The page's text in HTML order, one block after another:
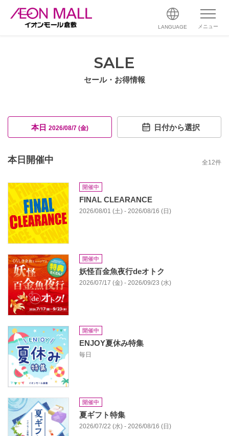
LANGUAGE メニュー
SALE
セール・お得情報
本日 2026/08/7 (金) 日付から選択
本日開催中 全12件
開催中
FINAL CLEARANCE
2026/08/01 (土) - 2026/08/16 (日)
開催中
妖怪百金魚夜行deオトク
2026/07/17 (金) - 2026/09/23 (水)
開催中
ENJOY夏休み特集
毎日
開催中
夏ギフト特集
2026/07/22 (水) - 2026/08/16 (日)